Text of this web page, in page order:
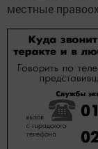
местные